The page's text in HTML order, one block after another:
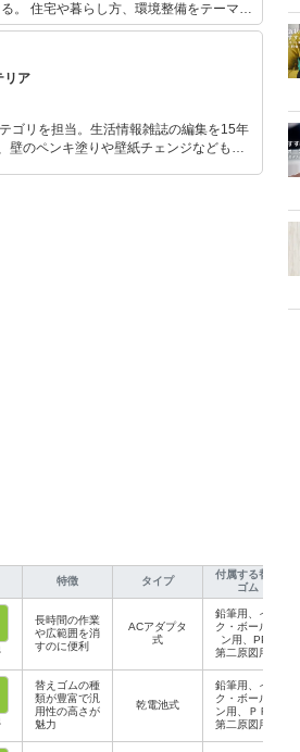
ーマ
これまで述べ5000人以上を指導。 整理
名余の資格者を認定。また資格試験対
リア
ゴリを担当。生活情報雑誌の編集を15年
壁のペンキ塗りや壁紙チェンジなどもチ
特徴 タイプ
付属する替え
ゴム
長時間の作業
や広範囲を消
すのに便利
ACアダプタ
式
鉛筆用、イン
ク・ボールペ
ン用、PPC
第二原図用、
ー用各5本
替えゴムの種
類が豊富で汎
用性の高さが
魅力
乾電池式
鉛筆用、イン
ク・ボールペ
ン用、ＰＰＣ
第二原図用、